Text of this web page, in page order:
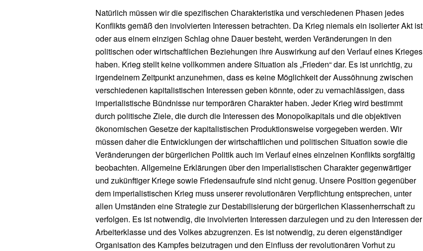
Natürlich müssen wir die spezifischen Charakteristika und verschiedenen Phasen jedes
Konflikts gemäß den involvierten Interessen betrachten. Da Krieg niemals ein isolierter Akt ist
oder aus einem einzigen Schlag ohne Dauer besteht, werden Veränderungen in den
politischen oder wirtschaftlichen Beziehungen ihre Auswirkung auf den Verlauf eines Krieges
haben. Krieg stellt keine vollkommen andere Situation als „Frieden“ dar. Es ist unrichtig, zu
irgendeinem Zeitpunkt anzunehmen, dass es keine Möglichkeit der Aussöhnung zwischen
verschiedenen kapitalistischen Interessen geben könnte, oder zu vernachlässigen, dass
imperialistische Bündnisse nur temporären Charakter haben. Jeder Krieg wird bestimmt
durch politische Ziele, die durch die Interessen des Monopolkapitals und die objektiven
ökonomischen Gesetze der kapitalistischen Produktionsweise vorgegeben werden. Wir
müssen daher die Entwicklungen der wirtschaftlichen und politischen Situation sowie die
Veränderungen der bürgerlichen Politik auch im Verlauf eines einzelnen Konflikts sorgfältig
beobachten. Allgemeine Erklärungen über den imperialistischen Charakter gegenwärtiger
und zukünftiger Kriege sowie Friedensaufrufe sind nicht genug. Unsere Position gegenüber
dem imperialistischen Krieg muss unserer revolutionären Verpflichtung entsprechen, unter
allen Umständen eine Strategie zur Destabilisierung der bürgerlichen Klassenherrschaft zu
verfolgen. Es ist notwendig, die involvierten Interessen darzulegen und zu den Interessen der
Arbeiterklasse und des Volkes abzugrenzen. Es ist notwendig, zu deren eigenständiger
Organisation des Kampfes beizutragen und den Einfluss der revolutionären Vorhut zu